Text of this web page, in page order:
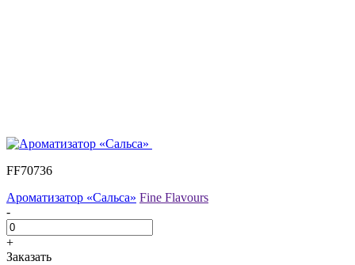
FF70736
Ароматизатор «Сальса» Fine Flavours
-
+
Заказать